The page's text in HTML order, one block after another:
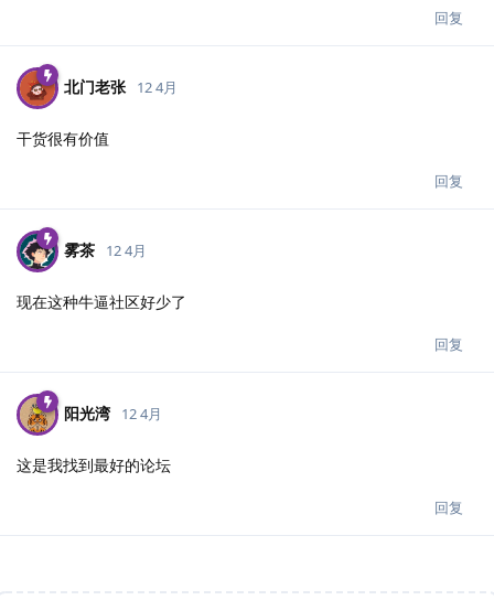
回复
北门老张 12 4月
干货很有价值
回复
雾茶 12 4月
现在这种牛逼社区好少了
回复
阳光湾 12 4月
这是我找到最好的论坛
回复